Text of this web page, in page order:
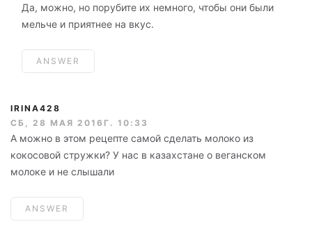
Да, можно, но порубите их немного, чтобы они были
мельче и приятнее на вкус.
ANSWER
IRINA428
СБ, 28 МАЯ 2016Г. 10:33
А можно в этом рецепте самой сделать молоко из
кокосовой стружки? У нас в казахстане о веганском
молоке и не слышали
ANSWER